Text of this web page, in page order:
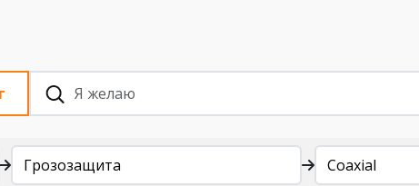
Грозозащита Coaxial